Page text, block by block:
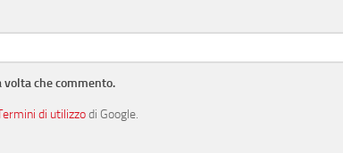
che commento.
di utilizzodi Google.